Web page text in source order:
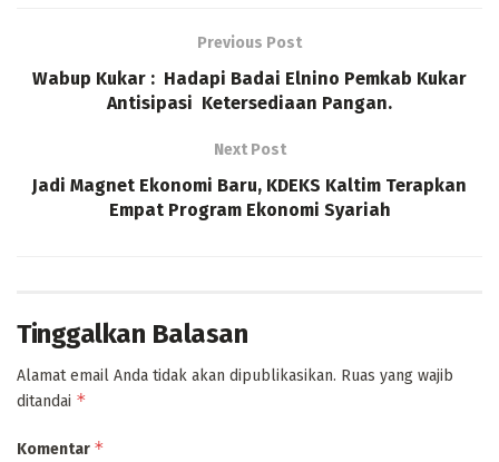
Previous Post
Wabup Kukar : Hadapi Badai Elnino Pemkab Kukar
Antisipasi Ketersediaan Pangan.
Next Post
Jadi Magnet Ekonomi Baru, KDEKS Kaltim Terapkan
Empat Program Ekonomi Syariah
Tinggalkan Balasan
Alamat email Anda tidak akan dipublikasikan. Ruas yang wajib
ditandai *
Komentar *